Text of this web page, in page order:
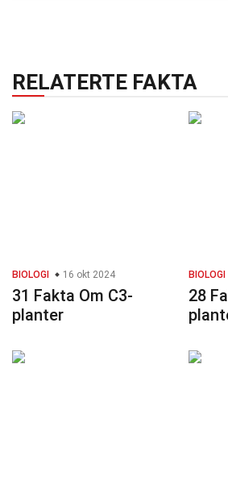
RELATERTE FAKTA
BIOLOGI 16 okt 2024
31 Fakta Om C3-
planter
BIOLOGI
28